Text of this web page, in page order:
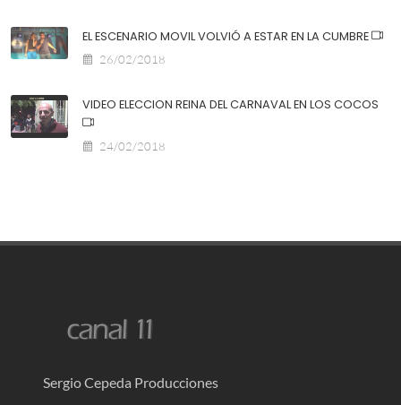
EL ESCENARIO MOVIL VOLVIÓ A ESTAR EN LA CUMBRE
26/02/2018
VIDEO ELECCION REINA DEL CARNAVAL EN LOS COCOS
24/02/2018
Sergio Cepeda Producciones